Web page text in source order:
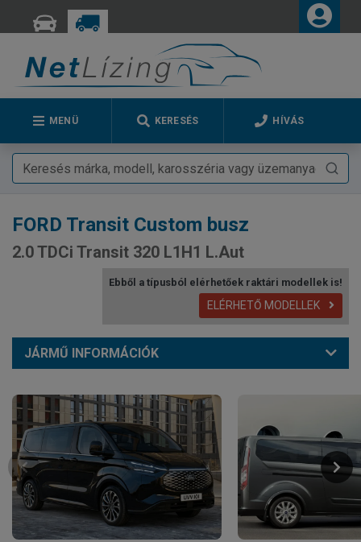
MENÜ KERESÉS HÍVÁS
FORD Transit Custom busz
2.0 TDCi Transit 320 L1H1 L.Aut
Ebből a típusból elérhetőek raktári modellek is!
ELÉRHETŐ MODELLEK
JÁRMŰ INFORMÁCIÓK